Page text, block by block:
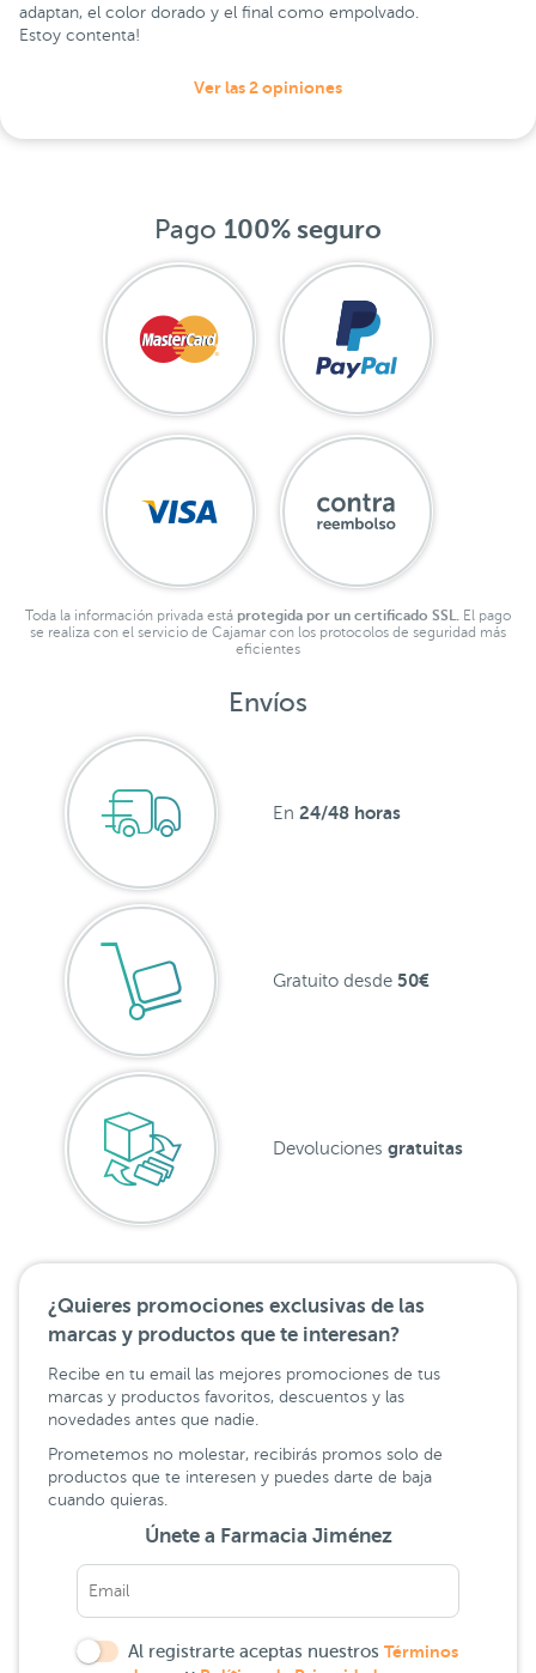
adaptan, el color dorado y el final como empolvado.
Estoy contenta!
Ver las 2 opiniones
Pago 100% seguro
Toda la información privada está protegida por un certificado SSL. El pago
se realiza con el servicio de Cajamar con los protocolos de seguridad más
eficientes
Envíos
En 24/48 horas
Gratuito desde 50€
Devoluciones gratuitas
¿Quieres promociones exclusivas de las
marcas y productos que te interesan?
Recibe en tu email las mejores promociones de tus
marcas y productos favoritos, descuentos y las
novedades antes que nadie.
Prometemos no molestar, recibirás promos solo de
productos que te interesen y puedes darte de baja
cuando quieras.
Únete a Farmacia Jiménez
Al registrarte aceptas nuestros Términos